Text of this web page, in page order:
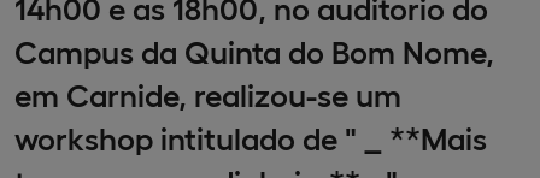
Campus da Quinta do Bom Nome,
em Carnide, realizou-se um
workshop intitulado de " _ **Mais